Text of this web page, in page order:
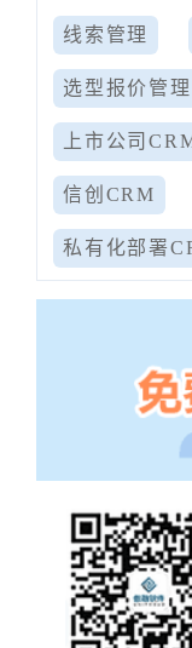
线索管理
选型报价管理
上市公司
信创CRM
私有化部署